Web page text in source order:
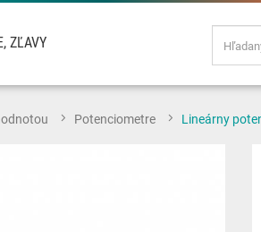
ZĽAVY
Potenciometre Lineárny